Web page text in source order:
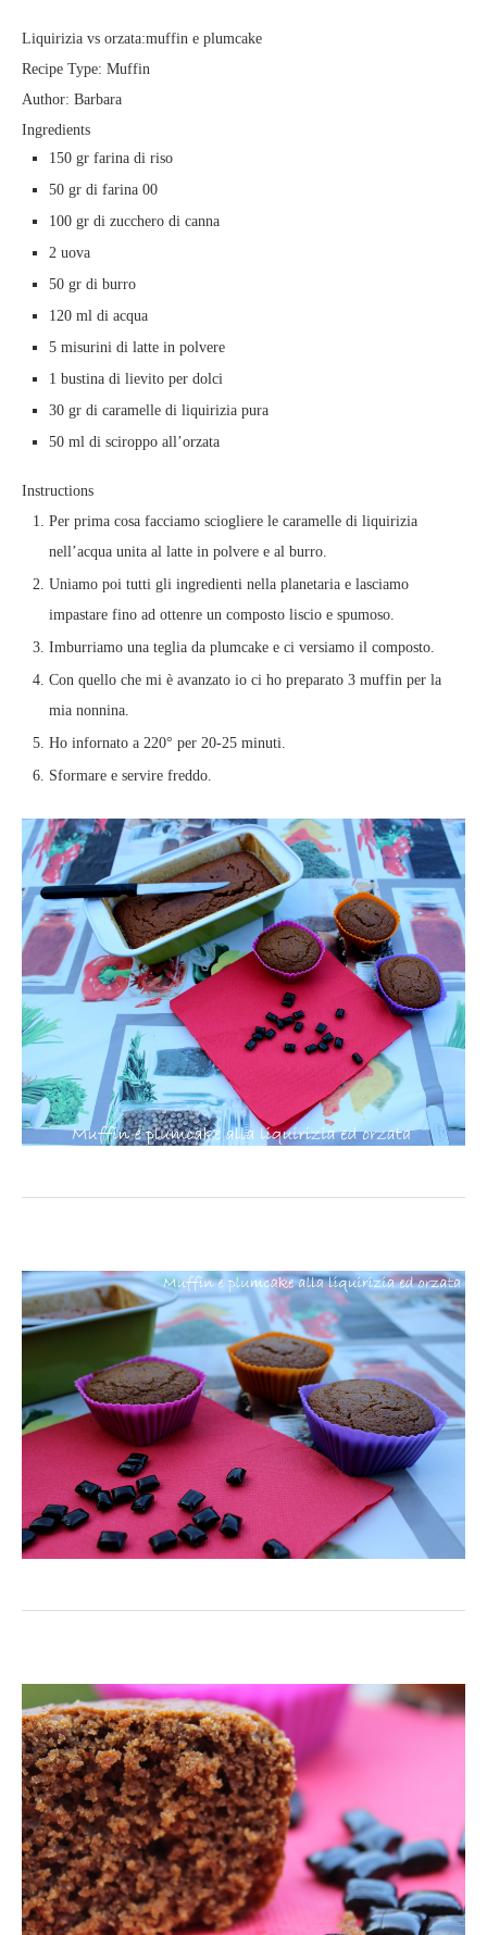
Liquirizia vs orzata:muffin e plumcake
Recipe Type: Muffin
Author: Barbara
Ingredients
150 gr farina di riso
50 gr di farina 00
100 gr di zucchero di canna
2 uova
50 gr di burro
120 ml di acqua
5 misurini di latte in polvere
1 bustina di lievito per dolci
30 gr di caramelle di liquirizia pura
50 ml di sciroppo all’orzata
Instructions
Per prima cosa facciamo sciogliere le caramelle di liquirizia
nell’acqua unita al latte in polvere e al burro.
Uniamo poi tutti gli ingredienti nella planetaria e lasciamo
impastare fino ad ottenre un composto liscio e spumoso.
Imburriamo una teglia da plumcake e ci versiamo il composto.
Con quello che mi è avanzato io ci ho preparato 3 muffin per la
mia nonnina.
Ho infornato a 220° per 20-25 minuti.
Sformare e servire freddo.